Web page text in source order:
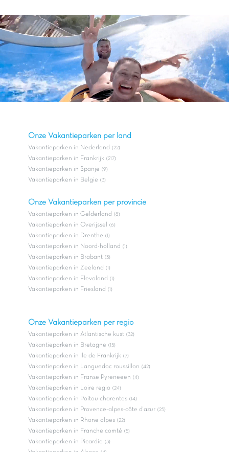
Onze Vakantieparken per land
Vakantieparken in Nederland (22)
Vakantieparken in Frankrijk (217)
Vakantieparken in Spanje (9)
Vakantieparken in Belgie (3)
Onze Vakantieparken per provincie
Vakantieparken in Gelderland (8)
Vakantieparken in Overijssel (6)
Vakantieparken in Drenthe (1)
Vakantieparken in Noord-holland (1)
Vakantieparken in Brabant (3)
Vakantieparken in Zeeland (1)
Vakantieparken in Flevoland (1)
Vakantieparken in Friesland (1)
Onze Vakantieparken per regio
Vakantieparken in Atlantische kust (32)
Vakantieparken in Bretagne (15)
Vakantieparken in Ile de Frankrijk (7)
Vakantieparken in Languedoc roussillon (42)
Vakantieparken in Franse Pyreneeën (4)
Vakantieparken in Loire regio (24)
Vakantieparken in Poitou charentes (14)
Vakantieparken in Provence-alpes-côte d'azur (25)
Vakantieparken in Rhone alpes (22)
Vakantieparken in Franche comté (5)
Vakantieparken in Picardie (3)